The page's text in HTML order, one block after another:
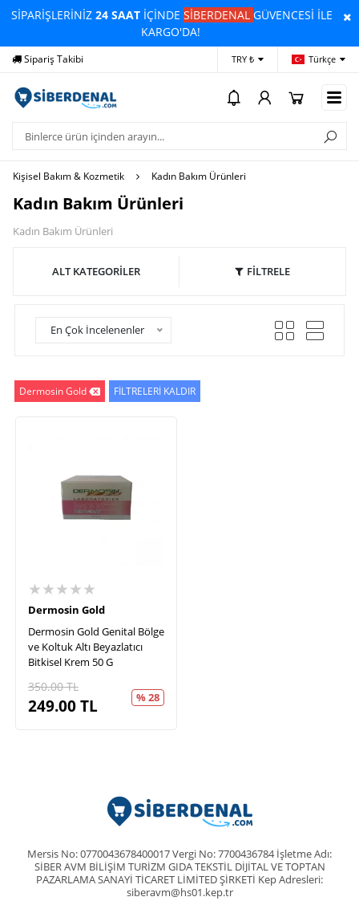
SİPARİŞLERİNİZ24 SAAT İÇİNDESİBERDENALGÜVENCESİ İLE
KARGO'DA!
Sipariş Takibi TRY ₺ Türkçe
Kişisel Bakım & Kozmetik Kadın Bakım Ürünleri
Kadın Bakım Ürünleri
Kadın Bakım Ürünleri
ALT KATEGORİLER FİLTRELE
En Çok İncelenenler
Dermosin Gold FİLTRELERİ KALDIR
★★★★★
Dermosin Gold
Dermosin Gold Genital Bölge
ve Koltuk Altı Beyazlatıcı
Bitkisel Krem 50 G
350.00TL
249.00TL % 28
Mersis No: 0770043678400017 Vergi No: 7700436784 İşletme Adı:
SİBER AVM BİLİŞİM TURİZM GIDA TEKSTİL DİJİTAL VE TOPTAN
PAZARLAMA SANAYİ TİCARET LİMİTED ŞİRKETİ Kep Adresleri:
siberavm@hs01.kep.tr